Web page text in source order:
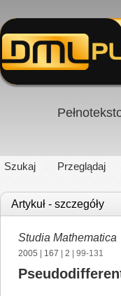
Szukaj Przeglądaj
Artykuł - szczegóły
Studia Mathematica
2005 167 2 | 99-131